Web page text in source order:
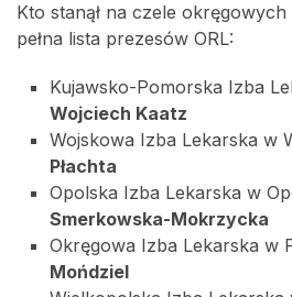
Kto stanął na czele
pełna lista prezesów ORL:
Kujawsko-Pomorska Izba
Wojciech Kaatz
Wojskowa Izba Lekarska w
Płachta
Opolska Izba Lekarska w
Smerkowska-Mokrzycka
Okręgowa Izba Lekarska w
Mońdziel